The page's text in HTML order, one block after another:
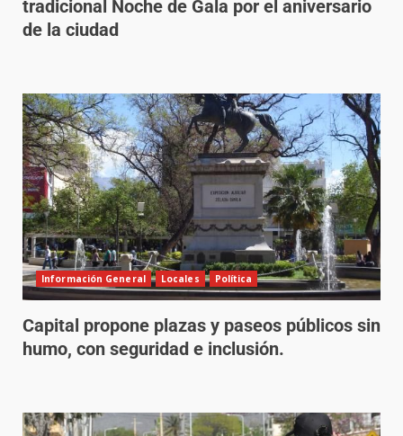
tradicional Noche de Gala por el aniversario
de la ciudad
Información General Locales Política
Capital propone plazas y paseos públicos sin
humo, con seguridad e inclusión.